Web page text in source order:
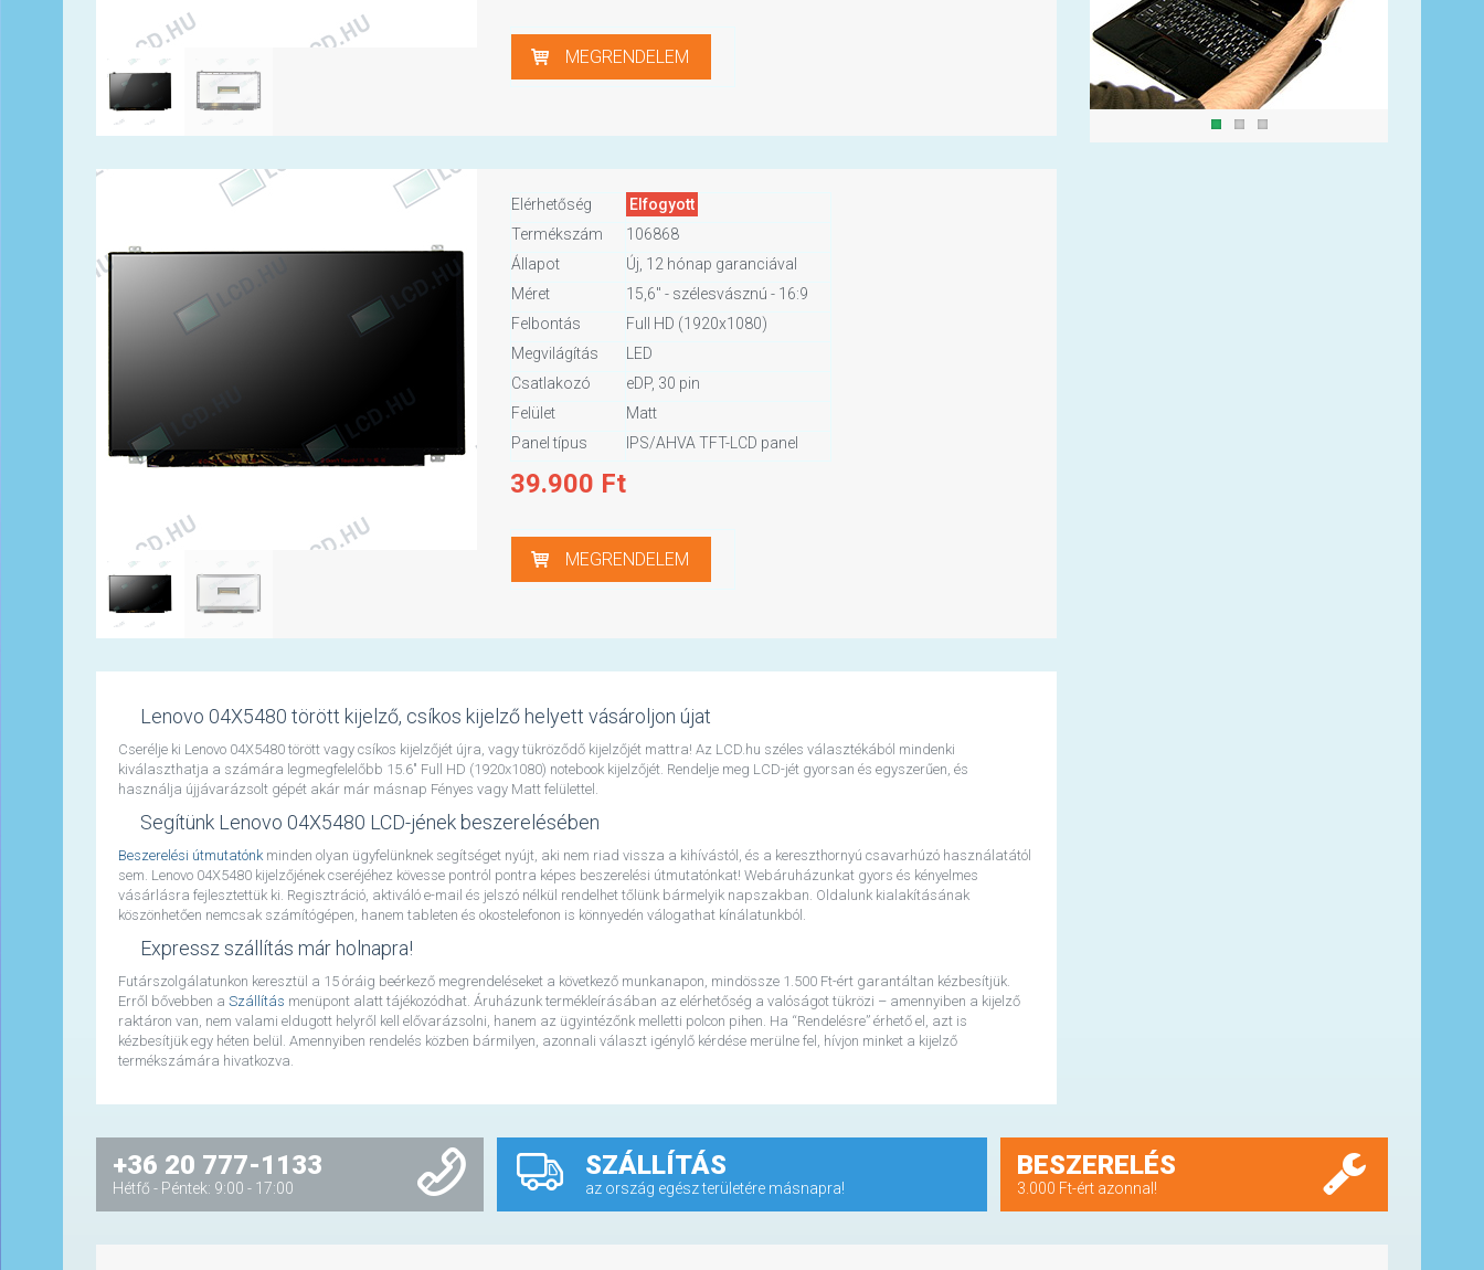
MEGRENDELEM
Elérhetőség
Elfogyott
Termékszám
106868
Állapot
Új, 12 hónap garanciával
Méret
15,6" - szélesvásznú - 16:9
Felbontás
Full HD (1920x1080)
Megvilágítás
LED
Csatlakozó
eDP, 30 pin
Felület
Matt
Panel típus
IPS/AHVA TFT-LCD panel
39.900 Ft
MEGRENDELEM
Lenovo 04X5480 törött kijelző, csíkos kijelző helyett vásároljon újat
Cserélje ki Lenovo 04X5480 törött vagy csíkos kijelzőjét újra, vagy tükröződő kijelzőjét mattra! Az LCD.hu széles választékából mindenki
kiválaszthatja a számára legmegfelelőbb 15.6" Full HD (1920x1080) notebook kijelzőjét. Rendelje meg LCD-jét gyorsan és egyszerűen, és
használja újjávarázsolt gépét akár már másnap Fényes vagy Matt felülettel.
Segítünk Lenovo 04X5480 LCD-jének beszerelésében
Beszerelési útmutatónkminden olyan ügyfelünknek segítséget nyújt, aki nem riad vissza a kihívástól, és a kereszthornyú csavarhúzó használatától
sem. Lenovo 04X5480 kijelzőjének cseréjéhez kövesse pontról pontra képes beszerelési útmutatónkat! Webáruházunkat gyors és kényelmes
vásárlásra fejlesztettük ki. Regisztráció, aktiváló e-mail és jelszó nélkül rendelhet tőlünk bármelyik napszakban. Oldalunk kialakításának
köszönhetően nemcsak számítógépen, hanem tableten és okostelefonon is könnyedén válogathat kínálatunkból.
Expressz szállítás már holnapra!
Futárszolgálatunkon keresztül a 15 óráig beérkező megrendeléseket a következő munkanapon, mindössze 1.500 Ft-ért garantáltan kézbesítjük.
Erről bővebben a Szállítás menüpont alatt tájékozódhat. Áruházunk termékleírásában az elérhetőség a valóságot tükrözi – amennyiben a kijelző
raktáron van, nem valami eldugott helyről kell elővarázsolni, hanem az ügyintézőnk melletti polcon pihen. Ha “Rendelésre” érhető el, azt is
kézbesítjük egy héten belül. Amennyiben rendelés közben bármilyen, azonnali választ igénylő kérdése merülne fel, hívjon minket a kijelző
termékszámára hivatkozva.
+36 20 777-1133
Hétfő - Péntek: 9:00 - 17:00
SZÁLLÍTÁS
az ország egész területére másnapra!
BESZERELÉS
3.000 Ft-ért azonnal!